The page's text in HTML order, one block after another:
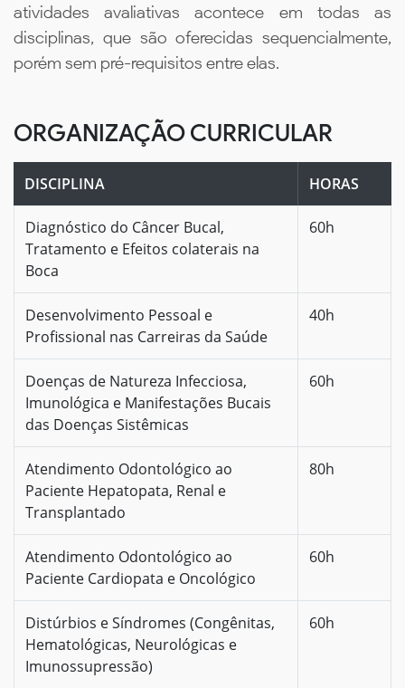
atividades avaliativas acontece em todas as
disciplinas, que são oferecidas sequencialmente,
porém sem pré-requisitos entre elas.
ORGANIZAÇÃO CURRICULAR
DISCIPLINA HORAS
Diagnóstico do Câncer Bucal,
Tratamento e Efeitos colaterais na
Boca
60h
Desenvolvimento Pessoal e
Profissional nas Carreiras da Saúde
40h
Doenças de Natureza Infecciosa,
Imunológica e Manifestações Bucais
das Doenças Sistêmicas
60h
Atendimento Odontológico ao
Paciente Hepatopata, Renal e
Transplantado
80h
Atendimento Odontológico ao
Paciente Cardiopata e Oncológico
60h
Distúrbios e Síndromes (Congênitas,
Hematológicas, Neurológicas e
Imunossupressão)
60h